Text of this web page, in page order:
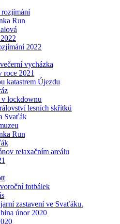
rozjímání
Run
2022
vycházka
roce 2021
katastrem Újezdu
lockdownu
lesních skřítků
Svaťák
Run
relaxačním areálu
fotbálek
zastavení ve Svaťáku.
únor 2020